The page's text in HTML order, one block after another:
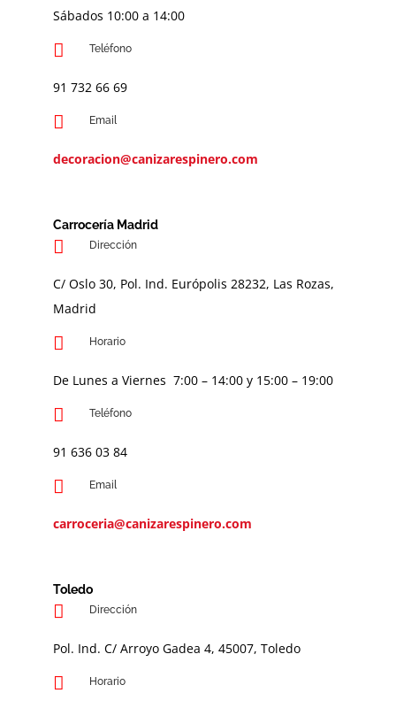
Sábados 10:00 a 14:00
Teléfono
91 732 66 69
Email
decoracion@canizarespinero.com
Carrocería Madrid
Dirección
C/ Oslo 30, Pol. Ind. Európolis 28232, Las Rozas,
Madrid
Horario
De Lunes a Viernes 7:00 – 14:00 y 15:00 – 19:00
Teléfono
91 636 03 84
Email
carroceria@canizarespinero.com
Toledo
Dirección
Pol. Ind. C/ Arroyo Gadea 4, 45007, Toledo
Horario